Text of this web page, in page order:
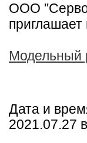
ООО
Модельный
Дата и
2021.07.27